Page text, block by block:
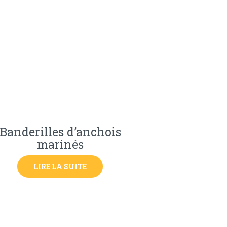
d’anchois
marinés
LIRE LA SUITE